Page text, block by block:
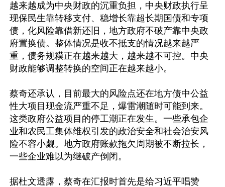
越来越成为中央财政的沉重负担，中央财政执行呈
现保民生靠转移支付、稳增长靠超长期国债和专项
债，化风险靠借新还旧，地方政府不破产靠中央政
府置换债。整体情况是收不抵支的情况越来越严
重，债务规糢正在越来越大，越来越不可控。中央
财政能够调整转换的空间正在越来越小。
蔡奇还承认，目前最大的风险点还在地方债中公益
性大项目现金流严重不足，爆雷潮随时可能到来。
这类政府公益项目的停工潮正在发生。一些承包企
业和农民工集体维权引发的政治安全和社会治安风
险不容小觑。地方政府账款拖欠周期被不断拉长，
一些企业难以为继破产倒闭。
据杜文透露，蔡奇在汇报时首先是给习近平唱赞